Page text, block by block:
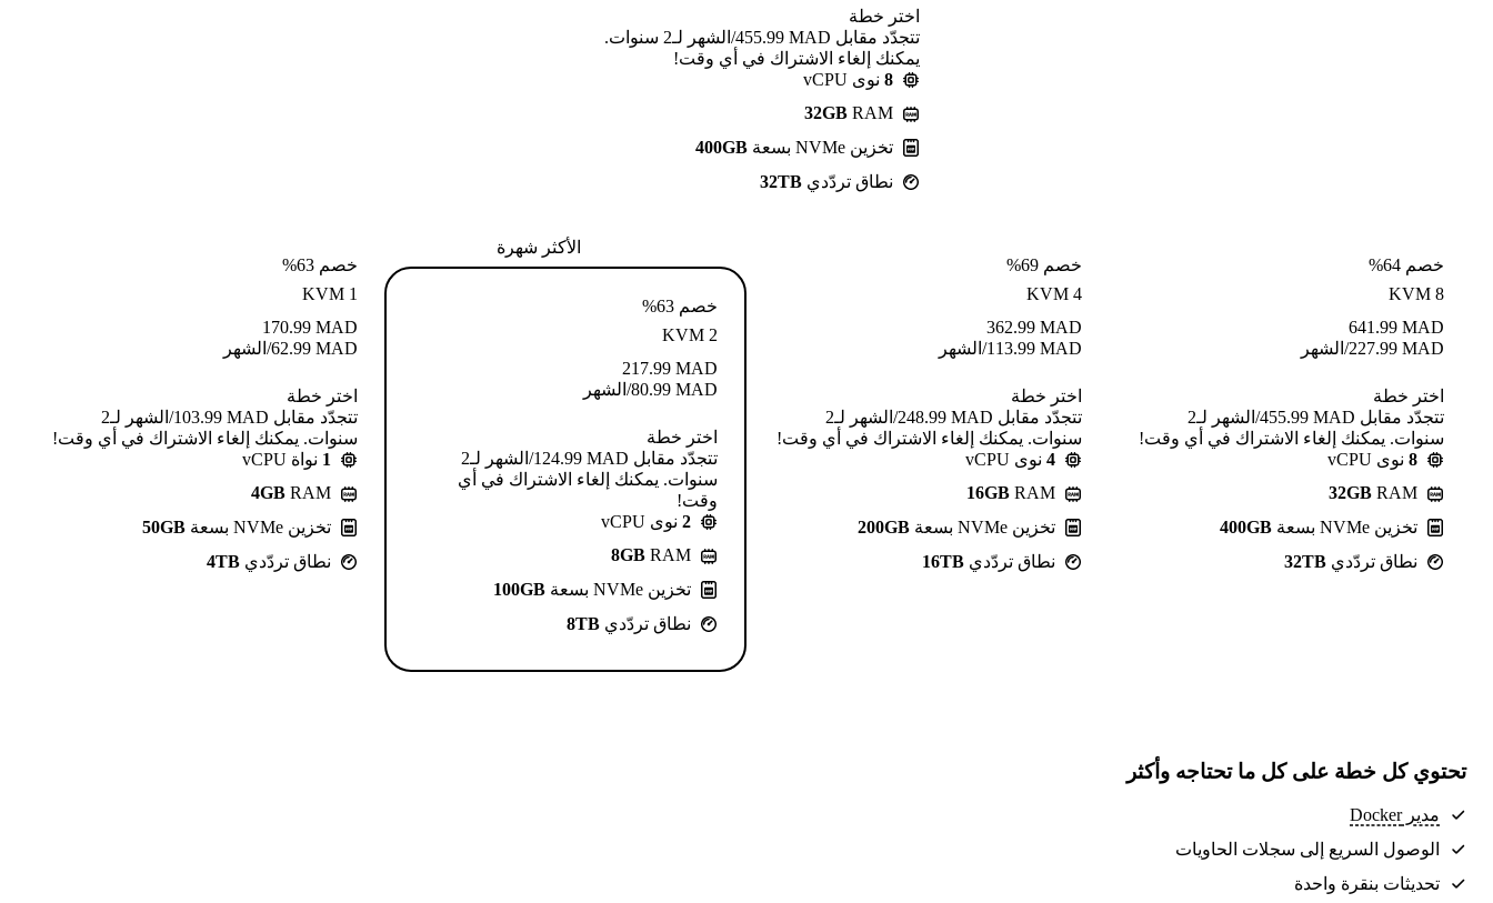
اختر خطة
تتجدّد مقابل MAD ⁦455.99⁩/الشهر لـ2 سنوات.
يمكنك إلغاء الاشتراك في أي وقت!
8 نوى vCPU
32GB RAM
تخزين NVMe بسعة
400GB
نطاق تردّدي 32TB
خصم 63%
KVM 1
MAD
170.99
MAD
62.99/الشهر
اختر خطة
تتجدّد مقابل MAD ⁦103.99⁩/الشهر لـ2
سنوات. يمكنك إلغاء الاشتراك في أي وقت!
1 نواة vCPU
4GB RAM
تخزين NVMe بسعة
50GB
نطاق تردّدي 4TB
الأكثر شهرة
خصم 63%
KVM 2
MAD
217.99
MAD
80.99/الشهر
اختر خطة
تتجدّد مقابل MAD ⁦124.99⁩/الشهر لـ2
سنوات. يمكنك إلغاء الاشتراك في أي
وقت!
2 نوى vCPU
8GB RAM
تخزين NVMe بسعة
100GB
نطاق تردّدي 8TB
خصم 69%
KVM 4
MAD
362.99
MAD
113.99/الشهر
اختر خطة
تتجدّد مقابل MAD ⁦248.99⁩/الشهر لـ2
سنوات. يمكنك إلغاء الاشتراك في أي وقت!
4 نوى vCPU
16GB RAM
تخزين NVMe بسعة
200GB
نطاق تردّدي 16TB
خصم 64%
KVM 8
MAD
641.99
MAD
227.99/الشهر
اختر خطة
تتجدّد مقابل MAD ⁦455.99⁩/الشهر لـ2
سنوات. يمكنك إلغاء الاشتراك في أي وقت!
8 نوى vCPU
32GB RAM
تخزين NVMe بسعة
400GB
نطاق تردّدي 32TB
تحتوي كل خطة على كل ما تحتاجه وأكثر
مدير Docker
الوصول السريع إلى سجلات الحاويات
تحديثات بنقرة واحدة